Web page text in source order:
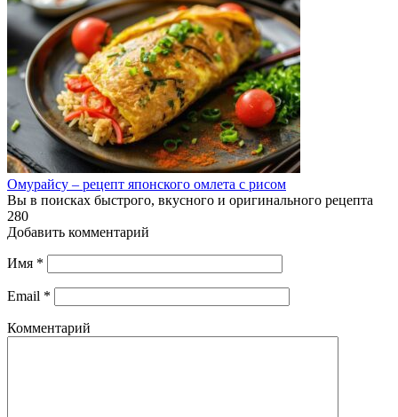
Омурайсу – рецепт японского омлета с рисом
Вы в поисках быстрого, вкусного и оригинального рецепта
280
Добавить комментарий
Имя *
Email *
Комментарий